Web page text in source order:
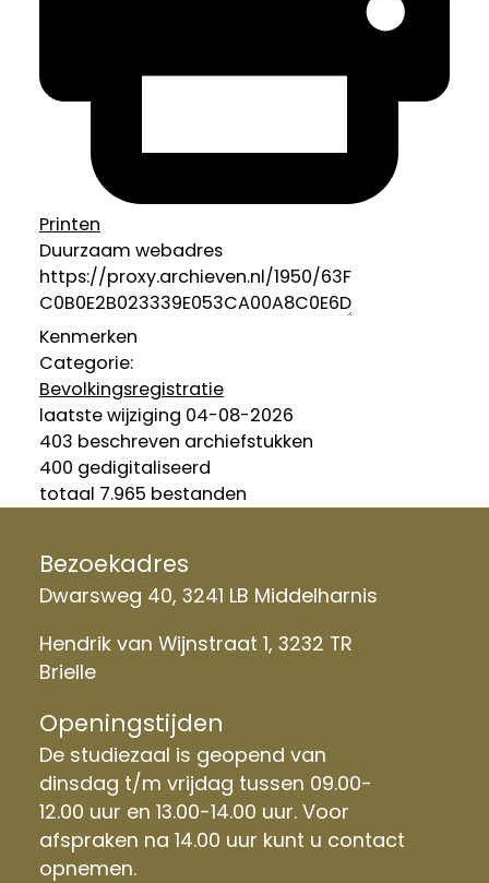
Printen
Duurzaam webadres
Kenmerken
Categorie:
Bevolkingsregistratie
laatste wijziging 04-08-2026
403 beschreven archiefstukken
400 gedigitaliseerd
totaal 7.965 bestanden
Bezoekadres
Dwarsweg 40, 3241 LB Middelharnis
Hendrik van Wijnstraat 1, 3232 TR
Brielle
Openingstijden
De studiezaal is geopend van
dinsdag t/m vrijdag tussen 09.00-
12.00 uur en 13.00-14.00 uur. Voor
afspraken na 14.00 uur kunt u contact
opnemen.